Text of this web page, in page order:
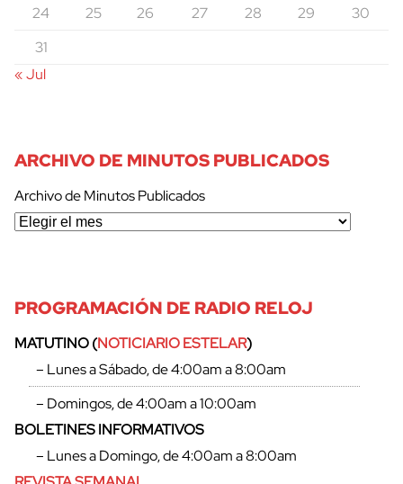
24 25 26 27 28 29
30
31
« Jul
ARCHIVO DE MINUTOS PUBLICADOS
Archivo de Minutos Publicados
PROGRAMACIÓN DE RADIO RELOJ
MATUTINO (NOTICIARIO ESTELAR)
– Lunes a Sábado, de 4:00am a 8:00am
– Domingos, de 4:00am a 10:00am
BOLETINES INFORMATIVOS
– Lunes a Domingo, de 4:00am a 8:00am